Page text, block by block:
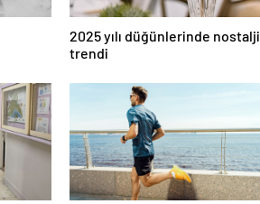
2025 yılı düğünlerinde nostalji
trendi